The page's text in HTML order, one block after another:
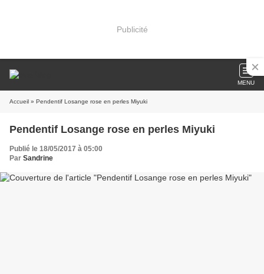
Publicité
MENU
Accueil » Pendentif Losange rose en perles Miyuki
Pendentif Losange rose en perles Miyuki
Publié le 18/05/2017 à 05:00
Par Sandrine